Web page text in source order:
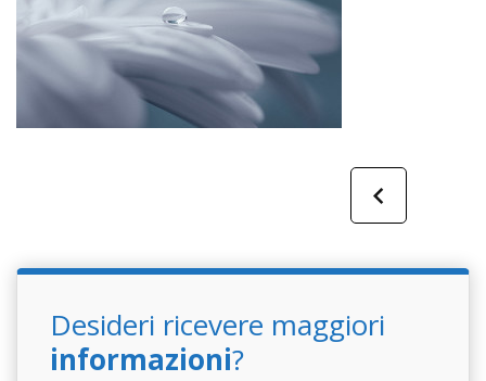
Desideri ricevere maggiori
informazioni?